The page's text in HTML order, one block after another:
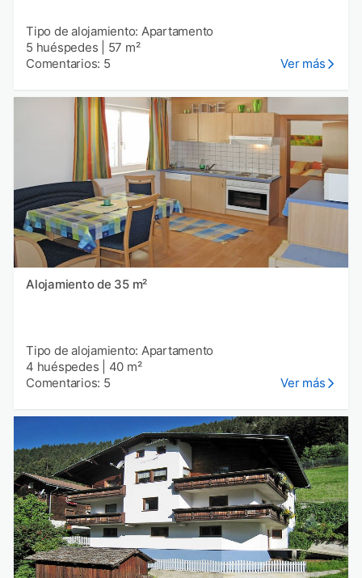
Tipo de alojamiento: Apartamento
5 huéspedes
57 m²
Comentarios: 5
Ver más
Alojamiento de 35 m²
Tipo de alojamiento: Apartamento
4 huéspedes
40 m²
Comentarios: 5
Ver más